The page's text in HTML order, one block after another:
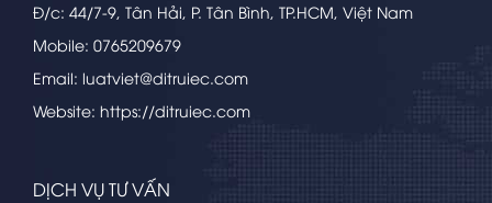
Đ/c: 44/7-9, Tân Hải, P. Tân Bình, TP.HCM, Việt Nam
Mobile: 0765209679
Email: luatviet@ditruiec.com
Website: https://ditruiec.com
DỊCH VỤ TƯ VẤN